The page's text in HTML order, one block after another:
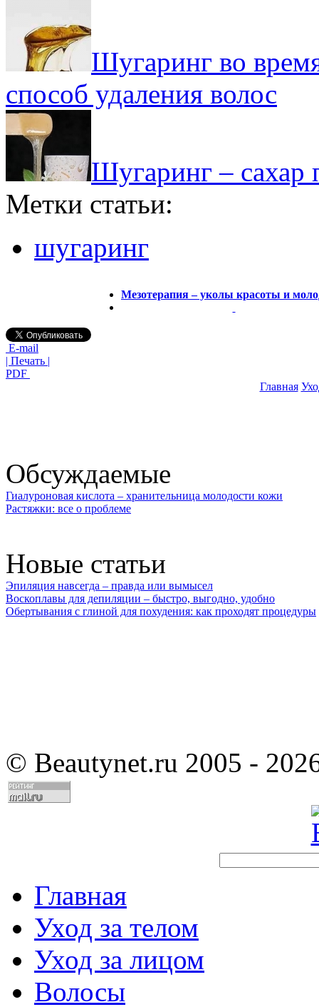
Шугаринг во
способ удаления волос
Шугаринг – сахар
Метки статьи:
шугаринг
Мезотерапия – уколы красоты и
E-mail
| Печать |
PDF
Главная
Обсуждаемые
Гиалуроновая кислота – хранительница молодости кожи
Растяжки: все о проблеме
Новые статьи
Эпиляция навсегда – правда или вымысел
Воскоплавы для депиляции – быстро, выгодно, удобно
Обертывания с глиной для похудения: как проходят процедуры
© Beautynet.ru 2005 -
Главная
Уход за телом
Уход за лицом
Волосы